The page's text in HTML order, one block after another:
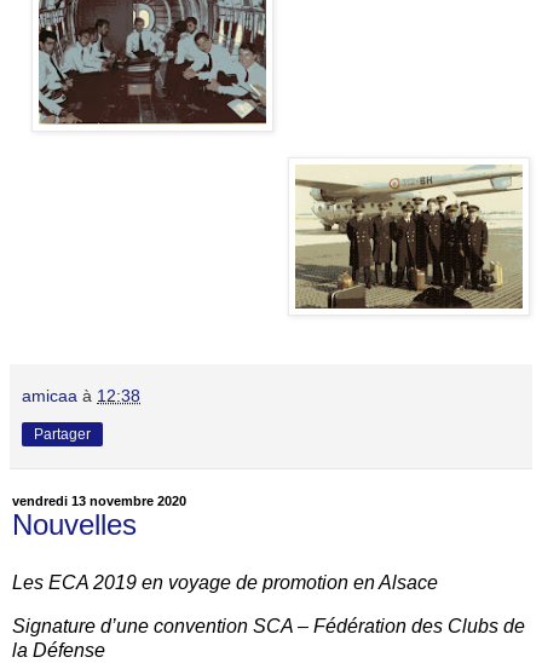
amicaa à 12:38
Partager
vendredi 13 novembre 2020
Nouvelles
Les ECA 2019 en voyage de promotion en Alsace
Signature d’une convention SCA – Fédération des Clubs de
la Défense